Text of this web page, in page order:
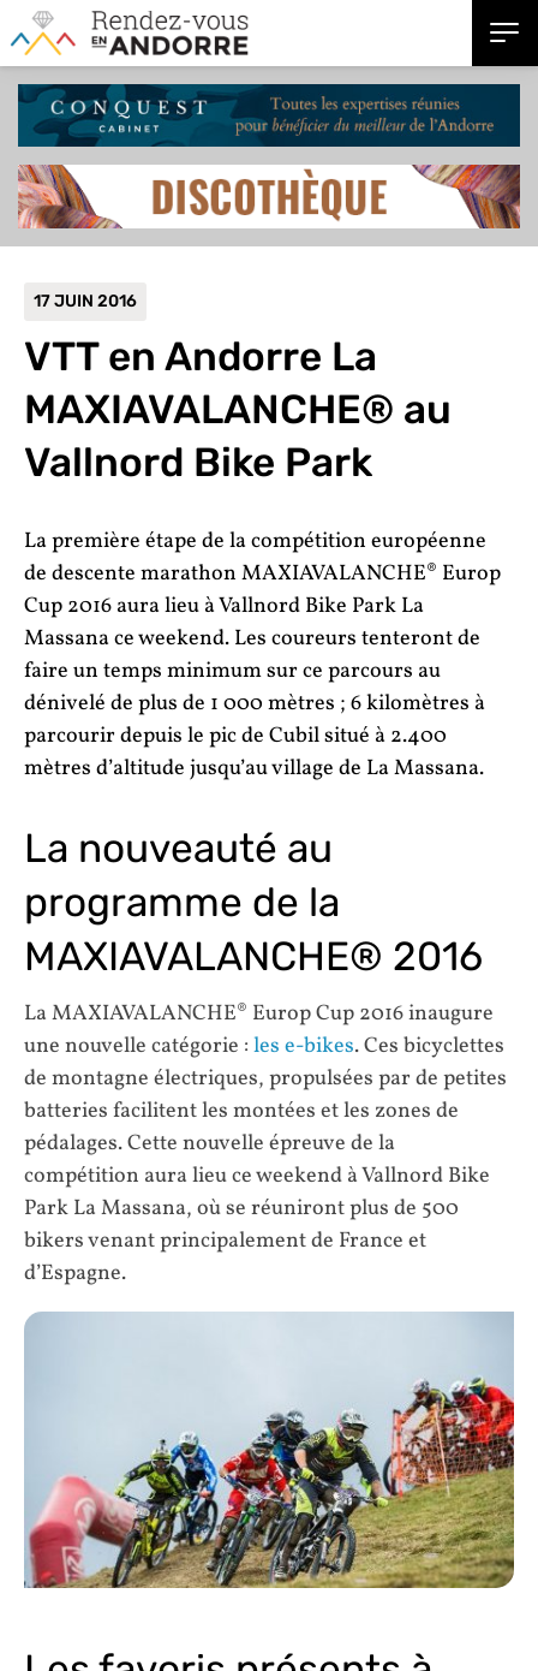
17 JUIN 2016
VTT en Andorre La
MAXIAVALANCHE® au
Vallnord Bike Park
La première étape de la compétition européenne
de descente marathon MAXIAVALANCHE® Europ
Cup 2016 aura lieu à Vallnord Bike Park La
Massana ce weekend. Les coureurs tenteront de
faire un temps minimum sur ce parcours au
dénivelé de plus de 1 000 mètres ; 6 kilomètres à
parcourir depuis le pic de Cubil situé à 2.400
mètres d’altitude jusqu’au village de La Massana.
La nouveauté au
programme de la
MAXIAVALANCHE® 2016
La MAXIAVALANCHE® Europ Cup 2016 inaugure
une nouvelle catégorie : les e-bikes. Ces bicyclettes
de montagne électriques, propulsées par de petites
batteries facilitent les montées et les zones de
pédalages. Cette nouvelle épreuve de la
compétition aura lieu ce weekend à Vallnord Bike
Park La Massana, où se réuniront plus de 500
bikers venant principalement de France et
d’Espagne.